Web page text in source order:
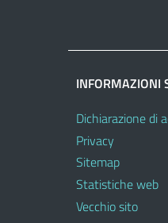
INFORMAZIONI
Dichiarazione di
Privacy
Sitemap
Statistiche web
Vecchio sito